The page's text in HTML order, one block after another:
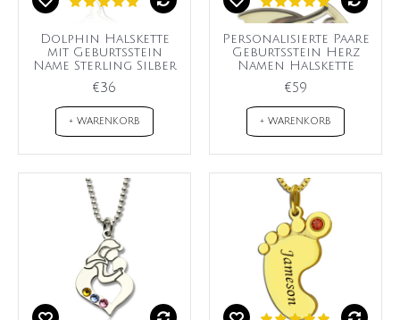
Dolphin Halskette
mit Geburtsstein
Name Sterling Silber
€36
+ WARENKORB
Personalisierte Paare
Geburtsstein Herz
Namen Halskette
€59
+ WARENKORB